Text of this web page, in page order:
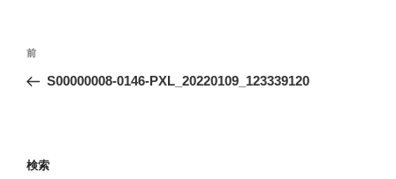
投
ナ
ー
前
の
前
S00000008-0146-PXL_20220109_123339120
検索